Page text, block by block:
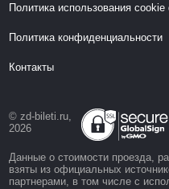
Политика использования
Политика конфиденциальности
Контакты
© zd-bileti.ru,
2026
Данные о стоимости проезда,
взяты из официальных
партнерами, в том числе с